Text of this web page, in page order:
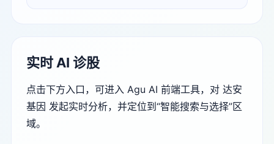
实时 AI 诊股
点击下方入口，可进入 Agu AI 前端工具，对 达安
基因 发起实时分析，并定位到“智能搜索与选择”区
域。